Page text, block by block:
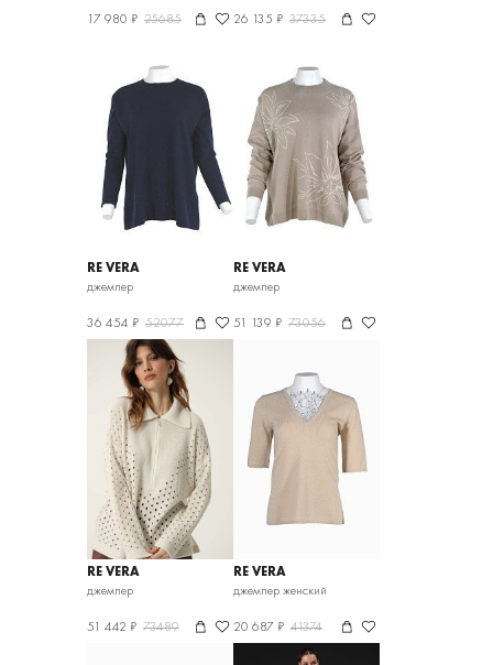
17 980 ₽ 25685 26 135 ₽ 37335
RE VERA
джемпер
36 454 ₽ 52077
RE VERA
джемпер
51 139 ₽ 73056
RE VERA
джемпер
51 442 ₽ 73489
RE VERA
джемпер женский
20 687 ₽ 41374